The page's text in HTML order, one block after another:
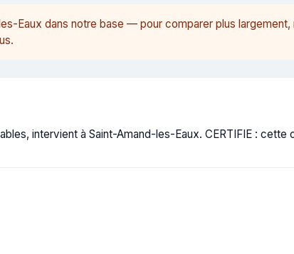
Eaux dans notre base — pour comparer plus
intervient à Saint-Amand-les-Eaux. CERTIFIE :